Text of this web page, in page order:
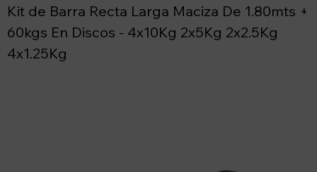
Kit de Barra Recta Larga Maciza De 1.80mts +
60kgs En Discos - 4x10Kg 2x5Kg 2x2.5Kg
4x1.25Kg